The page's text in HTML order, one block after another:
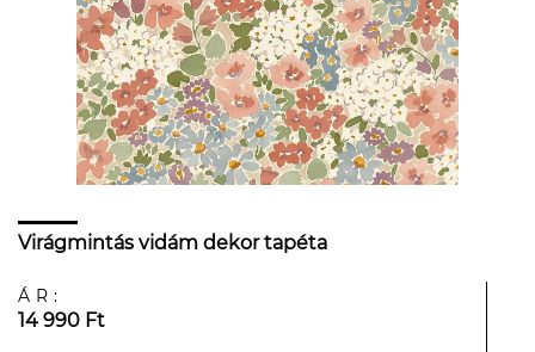
Virágmintás vidám dekor tapéta
ÁR:
14 990 Ft